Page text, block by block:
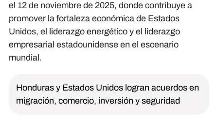
el 12 de noviembre de 2025, donde contribuye a
promover la fortaleza económica de Estados
Unidos, el liderazgo energético y el liderazgo
empresarial estadounidense en el escenario
mundial.
Honduras y Estados Unidos logran acuerdos en
migración, comercio, inversión y seguridad